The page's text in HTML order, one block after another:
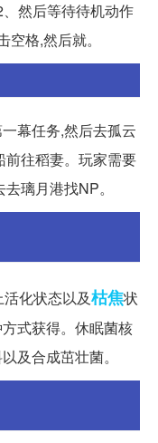
然后等待待机动作
格,然后就。
幕任务,然后去孤云
前往稻妻。玩家需要
璃月港找NP。
化状态以及枯焦状
式获得。休眠菌核
及合成茁壮菌。